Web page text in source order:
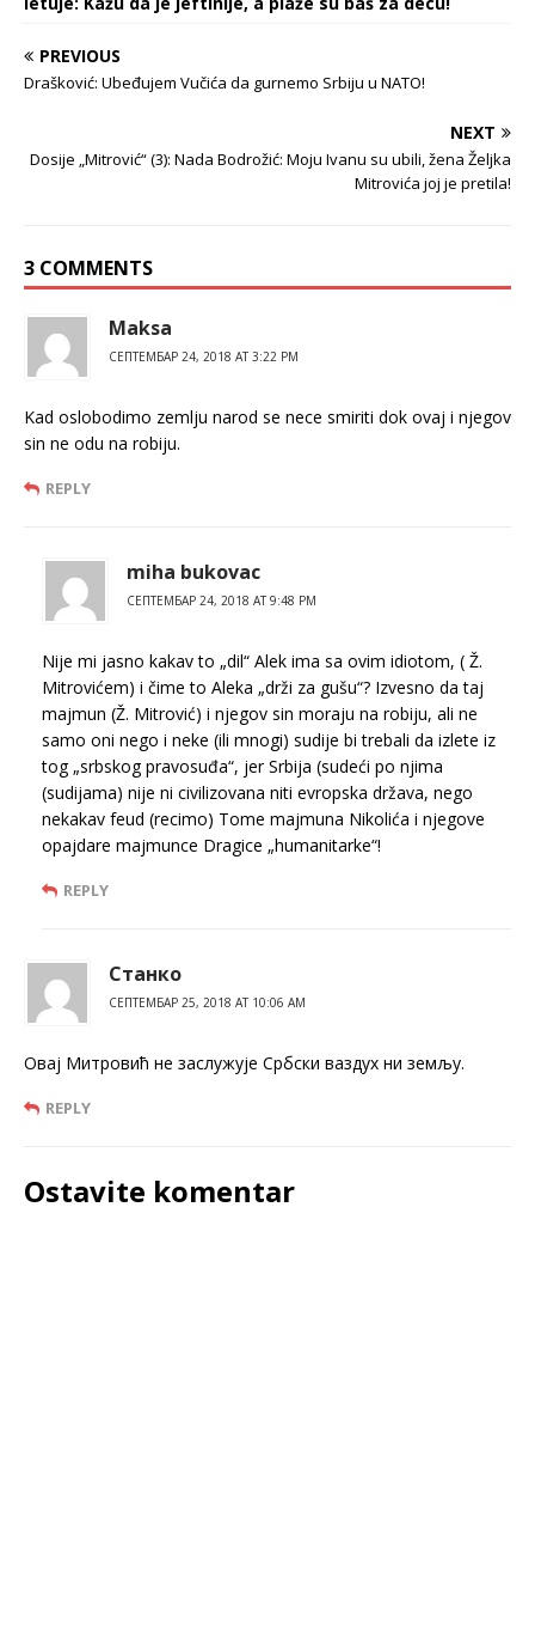
PREVIOUS
Drašković: Ubeđujem Vučića da gurnemo Srbiju u NATO!
NEXT
Dosije „Mitrović“ (3): Nada Bodrožić: Moju Ivanu su ubili, žena Željka
Mitrovića joj je pretila!
3 COMMENTS
Maksa
СЕПТЕМБАР 24, 2018 AT 3:22 PM
Kad oslobodimo zemlju narod se nece smiriti dok ovaj i njegov
sin ne odu na robiju.
REPLY
miha bukovac
СЕПТЕМБАР 24, 2018 AT 9:48 PM
Nije mi jasno kakav to „dil“ Alek ima sa ovim idiotom, ( Ž.
Mitrovićem) i čime to Aleka „drži za gušu“? Izvesno da taj
majmun (Ž. Mitrović) i njegov sin moraju na robiju, ali ne
samo oni nego i neke (ili mnogi) sudije bi trebali da izlete iz
tog „srbskog pravosuđa“, jer Srbija (sudeći po njima
(sudijama) nije ni civilizovana niti evropska država, nego
nekakav feud (recimo) Tome majmuna Nikolića i njegove
opajdare majmunce Dragice „humanitarke“!
REPLY
Станко
СЕПТЕМБАР 25, 2018 AT 10:06 AM
Овај Митровић не заслужује Србски ваздух ни земљу.
REPLY
Ostavite komentar